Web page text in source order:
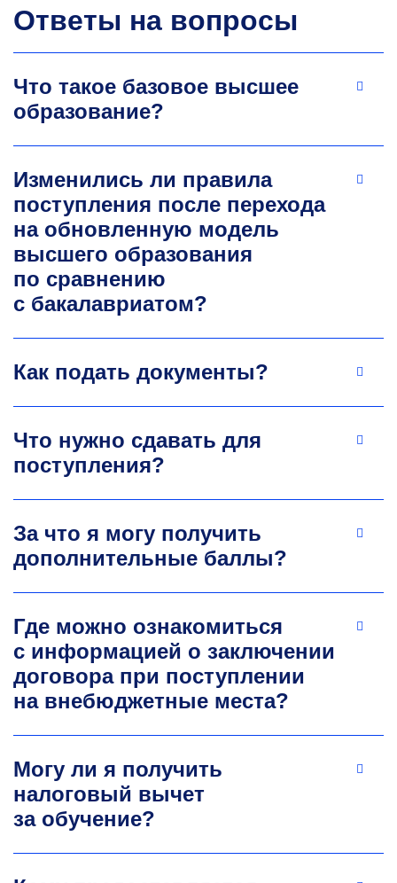
Леонид Ефимович Бахаров
инфокоммуникационных технологий
Разработчик бортового метеорологического
и конвенциональных систем радиосвязи.
Соавтор онлайн-курса «Электротехника
и электроника» на платформе «Открытое
образование». Область научных интересов:
информационная безопасность, каналы утечки
информации, цифровая электроника.
+7 499 230-24-39
Сергей Игоревич Буянов
Старший преподаватель кафедры
инфокоммуникационных технологий
с использованием микроконтроллеров.
Разработчик электронных плат с помощью
систем автоматизированного проектирования
PCAD, OrCAD, Altium. Научные интересы
находятся в области акустических
buyanov.si@misis.ru
Ответы на вопросы
Что такое базовое высшее
образование?
Изменились ли правила
поступления после перехода
на обновленную модель
высшего образования
по сравнению
с бакалавриатом?
Как подать документы?
Что нужно сдавать для
поступления?
За что я могу получить
дополнительные баллы?
Где можно ознакомиться
с информацией о заключении
договора при поступлении
на внебюджетные места?
Могу ли я получить
налоговый вычет
за обучение?